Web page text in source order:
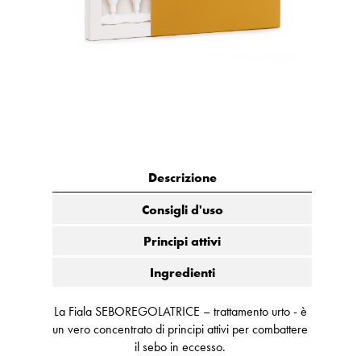
Descrizione
Consigli d'uso
Principi attivi
Ingredienti
La Fiala SEBOREGOLATRICE – trattamento urto - è
un vero concentrato di principi attivi per combattere
il sebo in eccesso.